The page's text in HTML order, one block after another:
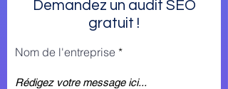
Demandez un audit SEO
gratuit !
Nom de l'entreprise